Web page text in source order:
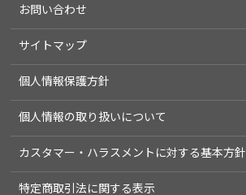
お問い合わせ
サイトマップ
個人情報保護方針
個人情報の取り扱いについて
カスタマー・ハラスメントに対する基本方針
特定商取引法に関する表示